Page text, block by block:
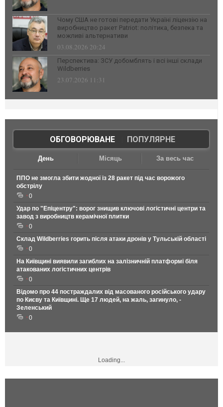
Чому США не готові передати Україні ліцензію на
виробництво ракет Patriot: політика, безпека та
можливі альтернативи
03.08.2026 20:24
Перспектива: ЗСУ добомблять і всі інші склади
Wildberries
23.07.2026 11:31
ОБГОВОРЮВАНЕ| ПОПУЛЯРНЕ
День Місяць За весь час
ППО не змогла збити жодної із 28 ракет під час ворожого
обстрілу
0
Удар по "Епіцентру": ворог знищив ключові логістичні центри та
завод з виробництв керамічної плитки
0
Склад Wildberries горить після атаки дронів у Тульській області
0
На Київщині виявили загиблих на залізничній платформі біля
атакованих логістичних центрів
0
Відомо про 44 постраждалих від масованого російського удару
по Києву та Київщині. Ще 17 людей, на жаль, загинуло, -
Зеленський
0
Loading...